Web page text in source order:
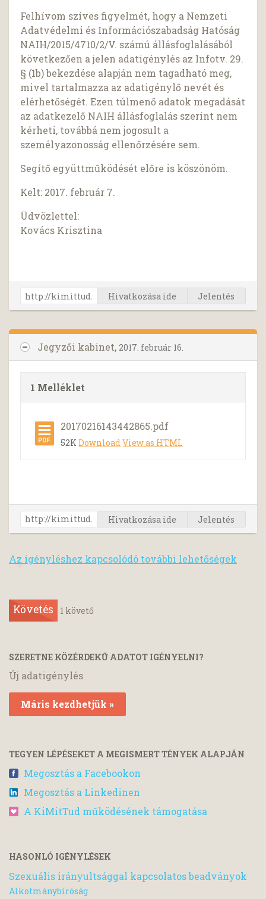
Felhívom szíves figyelmét, hogy a Nemzeti
Adatvédelmi és Információszabadság Hatóság
NAIH/2015/4710/2/V. számú állásfoglalásából
következően a jelen adatigénylés az Infotv. 29.
§ (1b) bekezdése alapján nem tagadható meg,
mivel tartalmazza az adatigénylő nevét és
elérhetőségét. Ezen túlmenő adatok megadását
az adatkezelő NAIH állásfoglalás szerint nem
kérheti, továbbá nem jogosult a
személyazonosság ellenőrzésére sem.
Segítő együttműködését előre is köszönöm.
Kelt: 2017. február 7.
Üdvözlettel:
Kovács Krisztina
Hivatkozása ide Jelentés
Jegyzői kabinet, 2017. február 16.
1 Melléklet
20170216143442865.pdf
52KDownloadView as HTML
Hivatkozása ide Jelentés
Az igényléshez kapcsolódó további lehetőségek
Követés 1 követő
SZERETNE KÖZÉRDEKŰ ADATOT IGÉNYELNI?
Új adatigénylés
Máris kezdhetjük »
TEGYEN LÉPÉSEKET A MEGISMERT TÉNYEK ALAPJÁN
Megosztás a Facebookon
Megosztás a Linkedinen
A KiMitTud működésének támogatása
HASONLÓ IGÉNYLÉSEK
Szexuális irányultsággal kapcsolatos beadványok
Alkotmánybíróság